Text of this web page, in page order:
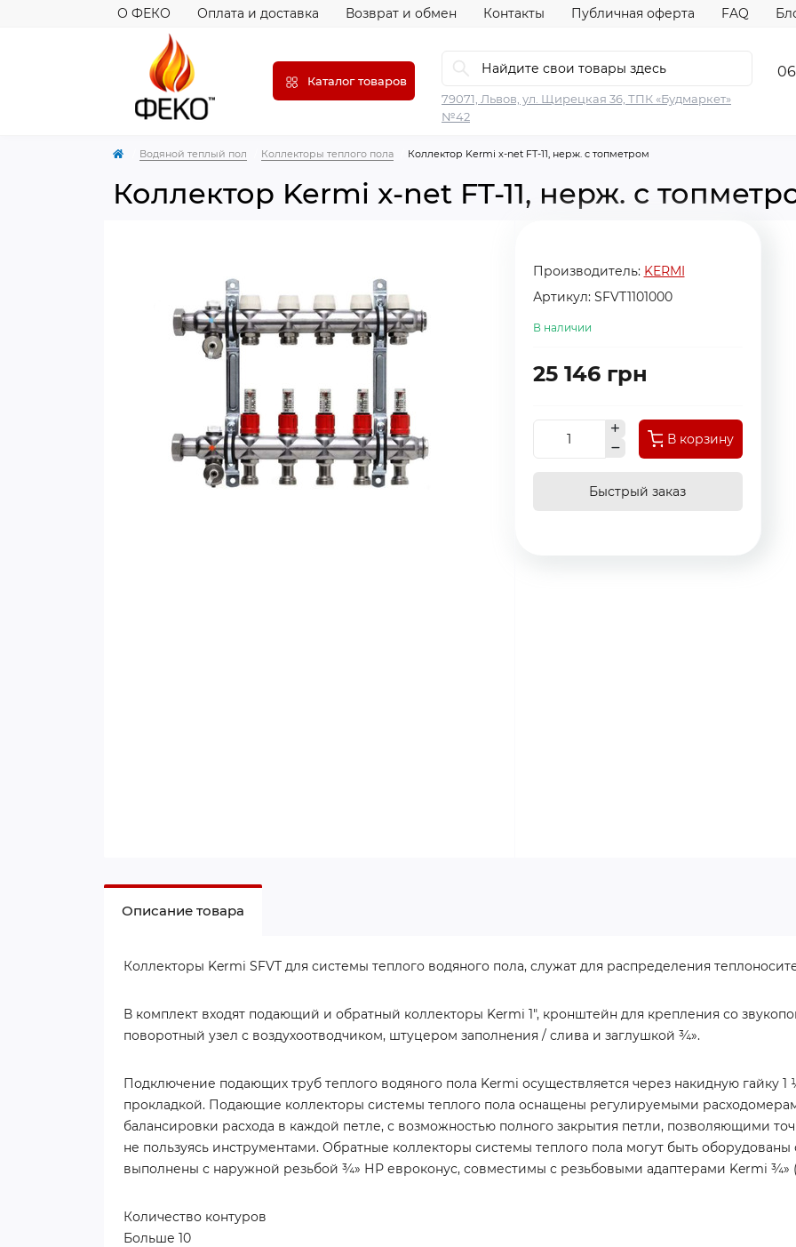
О ФЕКО Оплата и доставка Возврат и обмен Контакты Публичная оферта FAQ
Каталог товаров
79071, Львов, ул. Щирецкая 36, ТПК «Будмаркет»
№42
Водяной теплый пол Коллекторы теплого пола Коллектор Kermi x-net FT-11, нерж. с топметром
Коллектор Kermi x-net FT-11, нерж. с
Производитель: KERMI
Артикул: SFVT1101000
В наличии
25 146 грн
В корзину
Быстрый заказ
Описание товара
Коллекторы Kermi SFVT для системы теплого водяного пола, служат для распределения
В комплект входят подающий и обратный коллекторы Kermi 1″, кронштейн для крепления со
поворотный узел с воздухоотводчиком, штуцером заполнения / слива и заглушкой ¾».
Подключение подающих труб теплого водяного пола Kermi осуществляется через накидную гайку
прокладкой. Подающие коллекторы системы теплого пола оснащены регулируемыми
балансировки расхода в каждой петле, с возможностью полного закрытия петли, позволяющими
не пользуясь инструментами. Обратные коллекторы системы теплого пола могут быть
выполнены с наружной резьбой ¾» НР евроконус, совместимы с резьбовыми адаптерами Kermi ¾»
Количество контуров
Больше 10